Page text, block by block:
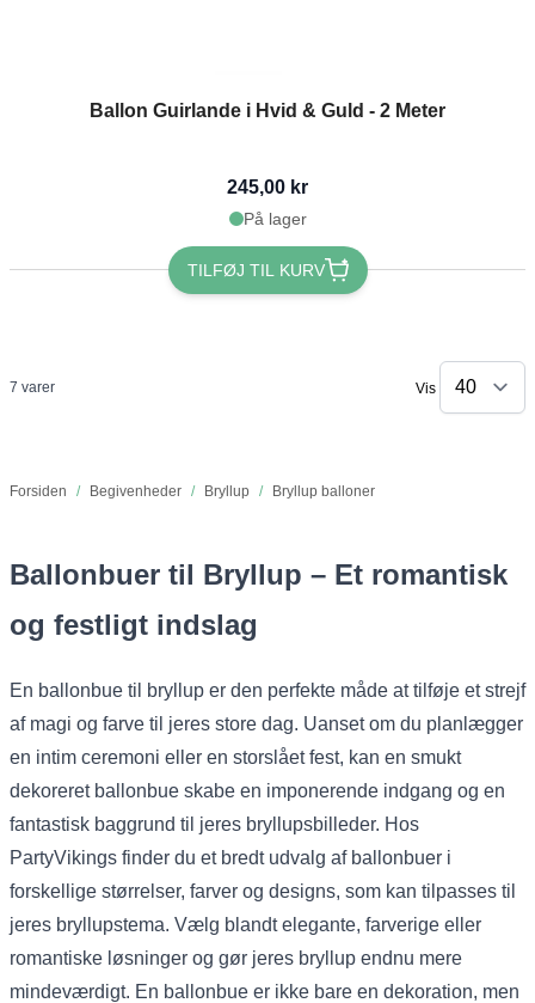
Forsiden / Begivenheder / Bryllup / Bryllup balloner
Ballon Guirlande i Hvid & Guld - 2 Meter
245,00 kr
På lager
TILFØJ TIL KURV
7 varer Vis
Ballonbuer til Bryllup – Et romantisk
og festligt indslag
En ballonbue til bryllup er den perfekte måde at tilføje et strejf
af magi og farve til jeres store dag. Uanset om du planlægger
en intim ceremoni eller en storslået fest, kan en smukt
dekoreret ballonbue skabe en imponerende indgang og en
fantastisk baggrund til jeres bryllupsbilleder. Hos
PartyVikings finder du et bredt udvalg af ballonbuer i
forskellige størrelser, farver og designs, som kan tilpasses til
jeres bryllupstema. Vælg blandt elegante, farverige eller
romantiske løsninger og gør jeres bryllup endnu mere
mindeværdigt. En ballonbue er ikke bare en dekoration, men